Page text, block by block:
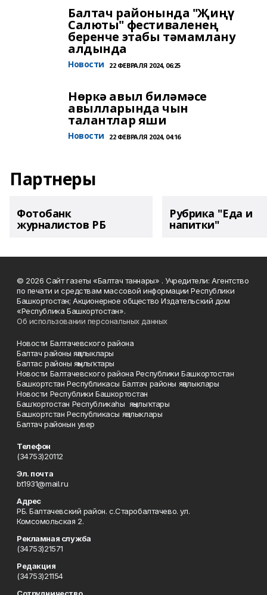
Балтач районында "Җиңү
Салюты" фестиваленең
беренче этабы тәмамлану
алдында
Новости 22 ФЕВРАЛЯ 2024, 06:25
Нөркә авыл биләмәсе
авылларында чын
талантлар яши
Новости 22 ФЕВРАЛЯ 2024, 04:16
Партнеры
Фотобанк
журналистов РБ
Рубрика "Еда и
напитки"
© 2026 Сайт газеты «Балтач таннары» . Учредители: Агентство
по печати и средствам массовой информации Республики
Башкортостан; Акционерное общество Издательский дом
«Республика Башкортостан».
Об использовании персональных данных
Новости Балтачевского района
Балтач районы яңалыклары
Балтас районы яңылыҡтары
Новости Балтачевского района Республики Башкортостан
Башкортстан Республикасы Балтач районы яңалыклары
Новости Республики Башкортостан
Башҡортостан Республикаһы яңылыҡтары
Башкортстан Республикасы яңалыклары
Балтач районын увер
Телефон
(34753)20112
Эл. почта
bt1931@mail.ru
Адрес
РБ. Балтачевский район. с.Старобалтачево. ул.
Комсомольская 2.
Рекламная служба
(34753)21571
Редакция
(34753)21154